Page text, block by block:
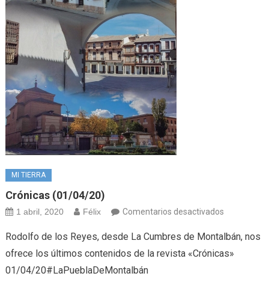
MI TIERRA
Crónicas (01/04/20)
1 abril, 2020 Félix Comentarios desactivadosen
(01/04/20)
Rodolfo de los Reyes, desde La Cumbres de Montalbán, nos
ofrece los últimos contenidos de la revista «Crónicas»
01/04/20#LaPueblaDeMontalbán